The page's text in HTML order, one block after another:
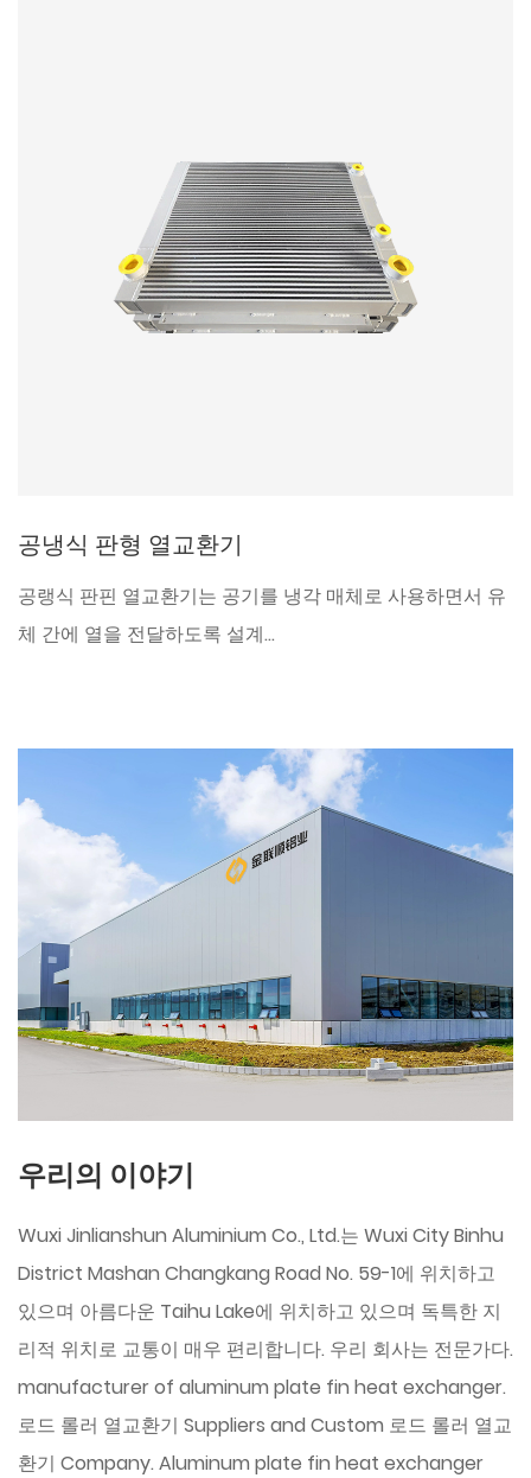
공냉식 판형 열교환기
공랭식 판핀 열교환기는 공기를 냉각 매체로 사용하면서 유
체 간에 열을 전달하도록 설계...
우리의 이야기
Wuxi Jinlianshun Aluminium Co., Ltd.는 Wuxi City Binhu
District Mashan Changkang Road No. 59-1에 위치하고
있으며 아름다운 Taihu Lake에 위치하고 있으며 독특한 지
리적 위치로 교통이 매우 편리합니다. 우리 회사는 전문가다.
manufacturer of aluminum plate fin heat exchanger.
로드 롤러 열교환기 Suppliers and Custom 로드 롤러 열교
환기 Company. Aluminum plate fin heat exchanger